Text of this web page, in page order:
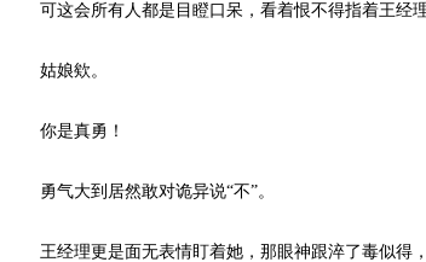
可这会所有人都是目瞪口呆，看着恨不得指着王经理
姑娘欸。
你是真勇！
勇气大到居然敢对诡异说“不”。
王经理更是面无表情盯着她，那眼神跟淬了毒似得，